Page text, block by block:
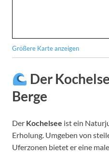
Größere Karte anzeigen
Der
Berge
Der Kochelsee ist ein
Erholung. Umgeben von
Uferzonen bietet er eine